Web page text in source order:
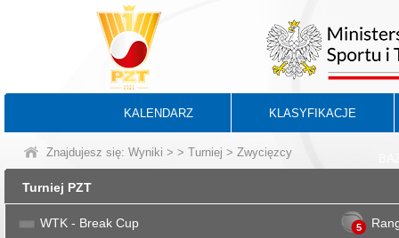
KALENDARZ KLASYFIKACJE
Znajdujesz się: Wyniki > > Turniej > Zwycięzcy
Turniej PZT
WTK - Break Cup 5